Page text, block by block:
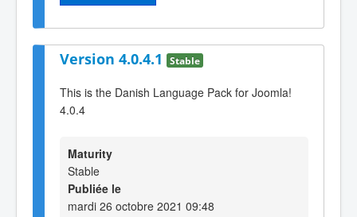
Version 4.0.4.1 Stable
This is the Danish Language Pack for Joomla!
4.0.4
Maturity
Stable
Publiée le
mardi 26 octobre 2021 09:48